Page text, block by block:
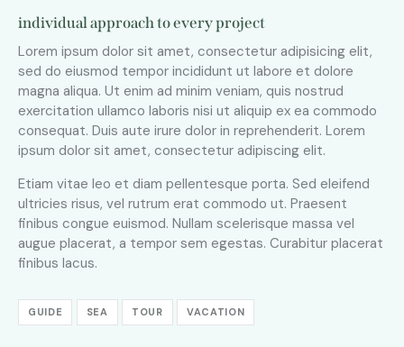
individual approach to every project
Lorem ipsum dolor sit amet, consectetur adipisicing elit,
sed do eiusmod tempor incididunt ut labore et dolore
magna aliqua. Ut enim ad minim veniam, quis nostrud
exercitation ullamco laboris nisi ut aliquip ex ea commodo
consequat. Duis aute irure dolor in reprehenderit. Lorem
ipsum dolor sit amet, consectetur adipiscing elit.
Etiam vitae leo et diam pellentesque porta. Sed eleifend
ultricies risus, vel rutrum erat commodo ut. Praesent
finibus congue euismod. Nullam scelerisque massa vel
augue placerat, a tempor sem egestas. Curabitur placerat
finibus lacus.
GUIDE SEA TOUR VACATION